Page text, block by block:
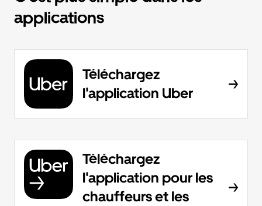
applications
Téléchargez
l'application Uber
Téléchargez
l'application pour les
chauffeurs et les